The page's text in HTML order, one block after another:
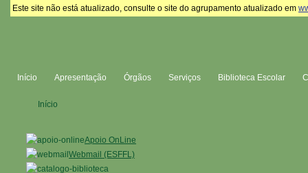
Este site não está atualizado, consulte o site do agrupamento atualizado em
Início Apresentação Órgãos Serviços Biblioteca Escolar
Apoio OnLine
Webmail (ESFFL)
Início